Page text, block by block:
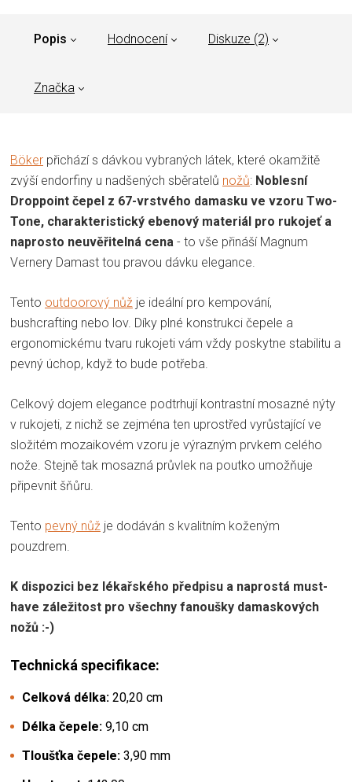
Popis Hodnocení Diskuze (2)
Značka
Böker přichází s dávkou vybraných látek, které okamžitě
zvýší endorfiny u nadšených sběratelů nožů: Noblesní
Droppoint čepel z 67-vrstvého damasku ve vzoru Two-
Tone, charakteristický ebenový materiál pro rukojeť a
naprosto neuvěřitelná cena - to vše přináší Magnum
Vernery Damast tou pravou dávku elegance.
Tento outdoorový nůž je ideální pro kempování,
bushcrafting nebo lov. Díky plné konstrukci čepele a
ergonomickému tvaru rukojeti vám vždy poskytne stabilitu a
pevný úchop, když to bude potřeba.
Celkový dojem elegance podtrhují kontrastní mosazné nýty
v rukojeti, z nichž se zejména ten uprostřed vyrůstající ve
složitém mozaikovém vzoru je výrazným prvkem celého
nože. Stejně tak mosazná průvlek na poutko umožňuje
připevnit šňůru.
Tento pevný nůž je dodáván s kvalitním koženým
pouzdrem.
K dispozici bez lékařského předpisu a naprostá must-
have záležitost pro všechny fanoušky damaskových
nožů :-)
Technická specifikace:
Celková délka: 20,20 cm
Délka čepele: 9,10 cm
Tloušťka čepele: 3,90 mm